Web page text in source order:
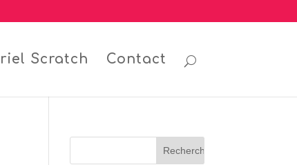
Scratch Contact